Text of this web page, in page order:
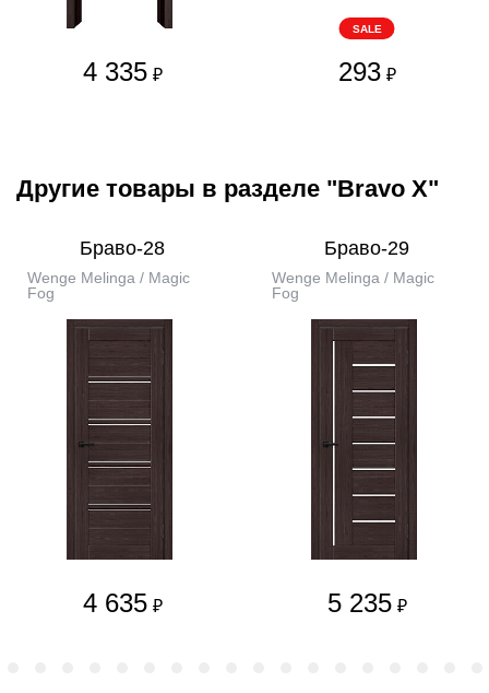
4 335 ₽
SALE
293 ₽
Другие товары в разделе "Bravo X"
Браво-28
Wenge Melinga / Magic
Fog
4 635 ₽
Браво-29
Wenge Melinga / Magic
Fog
5 235 ₽